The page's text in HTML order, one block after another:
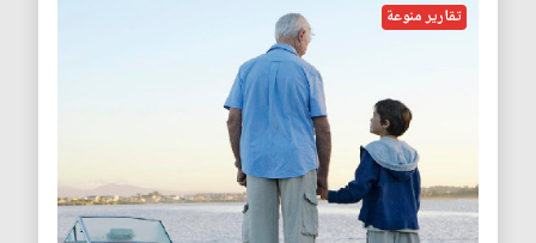
تقارير منوعة